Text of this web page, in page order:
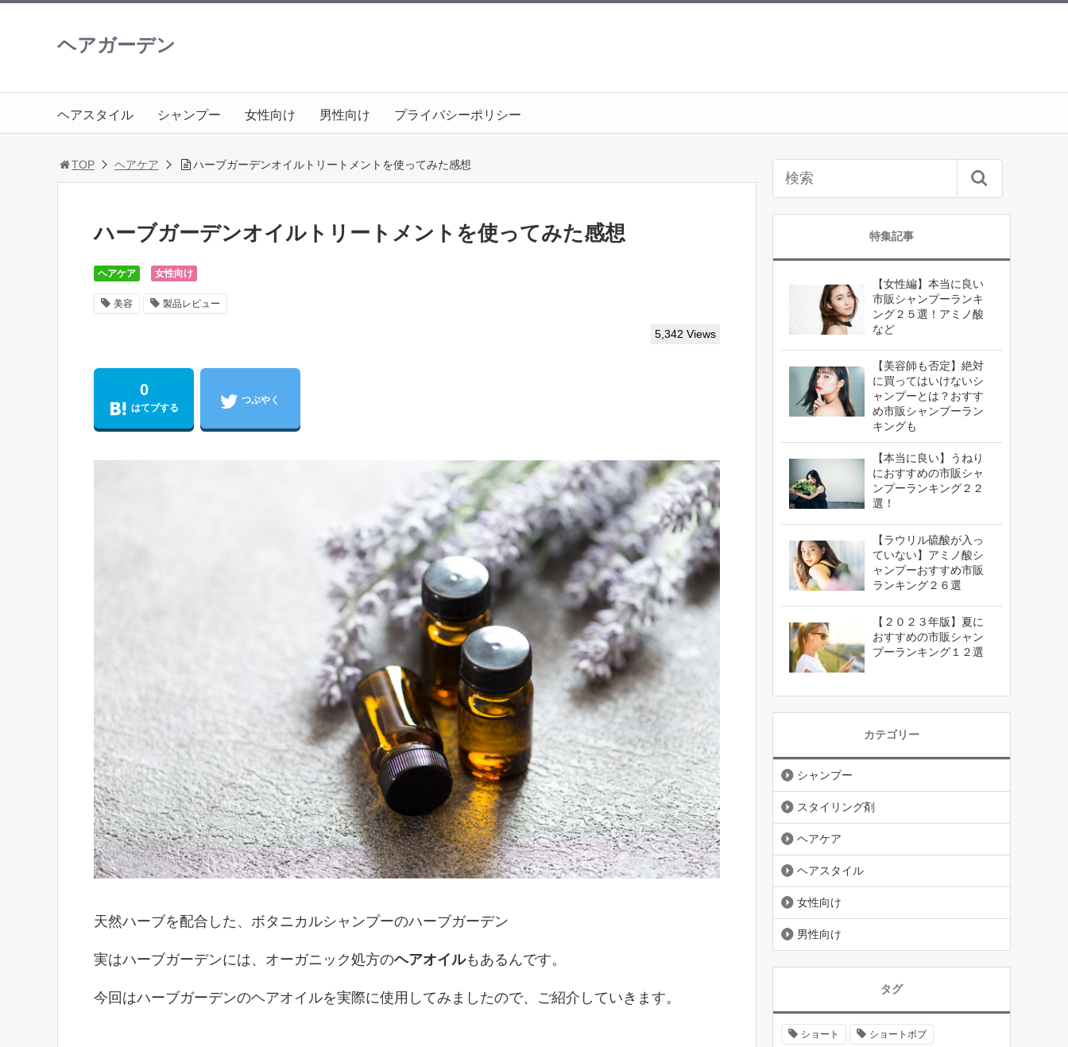
ヘアガーデン
ヘアスタイル シャンプー 女性向け 男性向け プライバシーポリシー
TOP ヘアケア ハーブガーデンオイルトリートメントを使ってみた感想
ハーブガーデンオイルトリートメントを使ってみた感想
ヘアケア 女性向け
美容 製品レビュー
5,342 Views
0
はてブする
つぶやく
天然ハーブを配合した、ボタニカルシャンプーのハーブガーデン
実はハーブガーデンには、オーガニック処方のヘアオイルもあるんです。
今回はハーブガーデンのヘアオイルを実際に使用してみましたので、ご紹介していきます。
特集記事
【女性編】本当に良い
市販シャンプーランキ
ング２５選！アミノ酸
など
【美容師も否定】絶対
に買ってはいけないシ
ャンプーとは？おすす
め市販シャンプーラン
キングも
【本当に良い】うねり
におすすめの市販シャ
ンプーランキング２２
選！
【ラウリル硫酸が入っ
ていない】アミノ酸シ
ャンプーおすすめ市販
ランキング２６選
【２０２３年版】夏に
おすすめの市販シャン
プーランキング１２選
カテゴリー
シャンプー
スタイリング剤
ヘアケア
ヘアスタイル
女性向け
男性向け
タグ
ショート ショートボブ